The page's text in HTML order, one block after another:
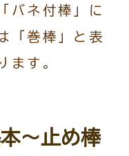
バネ付棒」に
「巻棒」と表
ます。
～止め棒